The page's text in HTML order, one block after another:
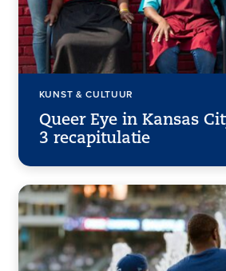
KUNST & CULTUUR
Queer Eye in Kansas
3 recapitulatie